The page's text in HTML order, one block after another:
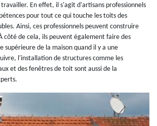
En effet, il s'agit d'artisans professionnels
pour tout ce qui touche les toits des
Ainsi, ces professionnels peuvent construire
côté de cela, ils peuvent également faire des
supérieure de la maison quand il y a une
l'installation de structures comme les
et des fenêtres de toit sont aussi de la